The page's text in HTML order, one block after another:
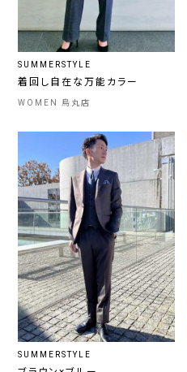
SUMMERSTYLE
着回し自在な万能カラー
WOMEN 烏丸店
SUMMERSTYLE